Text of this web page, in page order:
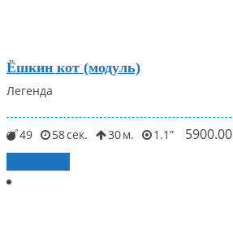
Ёшкин кот (модуль)
Легенда
49 58 30 1.1 5900.00